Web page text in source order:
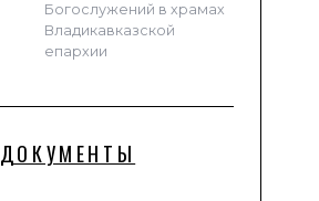
Богослужений в храмах
Владикавказской
епархии
ДОКУМЕНТЫ